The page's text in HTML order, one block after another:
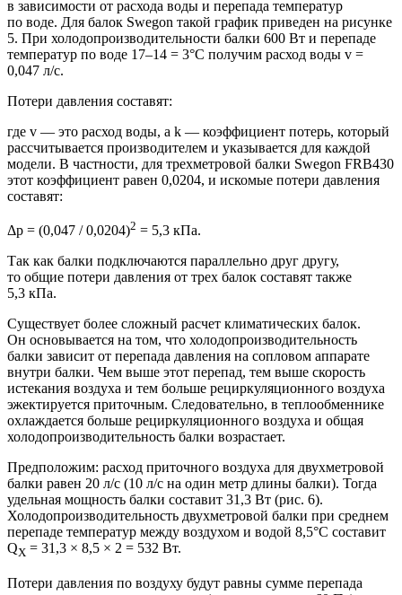
в зависимости от расхода воды и перепада температур
по воде. Для балок Swegon такой график приведен на рисунке
5. При холодопроизводительности балки 600 Вт и перепаде
температур по воде 17–14 = 3°C получим расход воды v =
0,047 л/с.
Потери давления составят:
где v — ​это расход воды, а k — ​коэффициент потерь, который
рассчитывается производителем и указывается для каждой
модели. В частности, для трехметровой балки Swegon FRB430
этот коэффициент равен 0,0204, и искомые потери давления
составят:
Δp = (0,047 / 0,0204)2 = 5,3 кПа.
Так как балки подключаются параллельно друг другу,
то общие потери давления от трех балок составят также
5,3 кПа.
Существует более сложный расчет климатических балок.
Он основывается на том, что холодопроизводительность
балки зависит от перепада давления на сопловом аппарате
внутри балки. Чем выше этот перепад, тем выше скорость
истекания воздуха и тем больше рециркуляционного воздуха
эжектируется приточным. Следовательно, в теплообменнике
охлаждается больше рециркуляционного воздуха и общая
холодопроизводительность балки возрастает.
Предположим: расход приточного воздуха для двухметровой
балки равен 20 л/с (10 л/с на один метр длины балки). Тогда
удельная мощность балки составит 31,3 Вт (рис. 6).
Холодопроизводительность двухметровой балки при среднем
перепаде температур между воздухом и водой 8,5°C составит
QX = 31,3 × 8,5 × 2 = 532 Вт.
Потери давления по воздуху будут равны сумме перепада